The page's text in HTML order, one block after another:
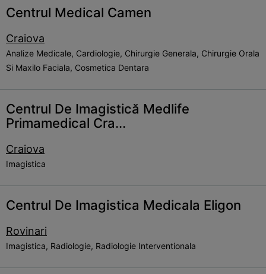
Centrul Medical Camen
Craiova
Analize Medicale, Cardiologie, Chirurgie Generala, Chirurgie Orala
Si Maxilo Faciala, Cosmetica Dentara
Centrul De Imagistică Medlife
Primamedical Cra...
Craiova
Imagistica
Centrul De Imagistica Medicala Eligon
Rovinari
Imagistica, Radiologie, Radiologie Interventionala